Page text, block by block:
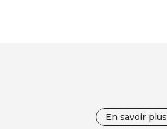
En savoir plus